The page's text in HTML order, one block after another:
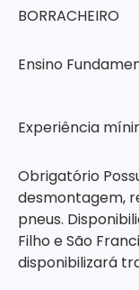
BORRACHEIRO
Ensino
Experiência
Obrigatório
desmontagem,
pneus.
Filho e São
disponibilizará